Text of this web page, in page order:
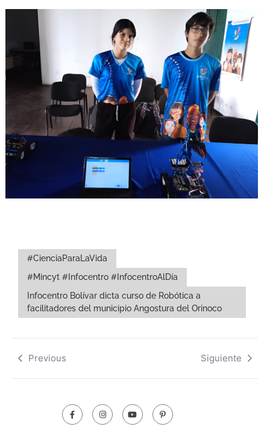
#CienciaParaLaVida
#Mincyt #Infocentro #InfocentroAlDía
Infocentro Bolívar dicta curso de Robótica a
facilitadores del municipio Angostura del Orinoco
Previous Siguiente